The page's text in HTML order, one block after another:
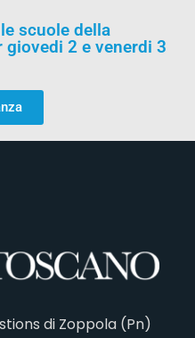
scuole della
2 e venerdi 3
di Zoppola (Pn)